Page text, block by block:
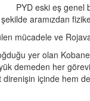
PYD eski eş genel
aramızdan
mücadele ve
yer olan
demeden her
direnişin içinde hem